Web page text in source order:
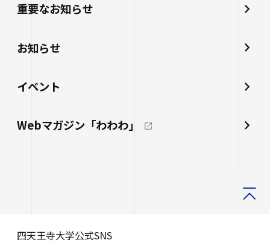
重要なお知らせ
お知らせ
イベント
Webマガジン「わわわ」
四天王寺大学公式SNS